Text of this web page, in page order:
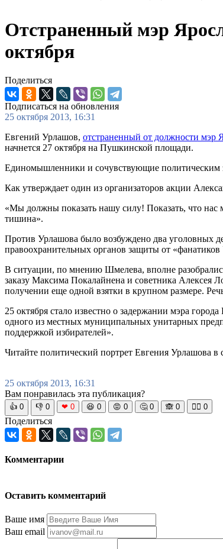
Отстраненный мэр
октября
Поделиться
Подписаться на обновления
25 октября 2013, 16:31
Евгений Урлашов, отстраненный от должности мэр
начнется 27 октября на Пушкинской площади.
Единомышленники и сочувствующие политическим
Как утверждает один из организаторов акции
«Мы должны показать нашу силу! Показать, что
тишина».
Против Урлашова было возбуждено два уголовных
правоохранительных органов защиты от
В ситуации, по мнению Шмелева, вполне
заказу Максима Покалайнена и советника Алексея
получении еще одной взятки в крупном размере.
25 октября стало известно о задержании мэра
одного из местных муниципальных унитарных
поддержкой избирателей».
Читайте политический портрет Евгения Урлашова
25 октября 2013, 16:31
Вам понравилась эта публикация?
👍 0 👎 0 ❤ 0 😆 0 😡 0 🤔 0 🙈 0 🧘‍♀️ 0
Поделиться
Комментарии
Оставить комментарий
Ваше имя
Ваш email